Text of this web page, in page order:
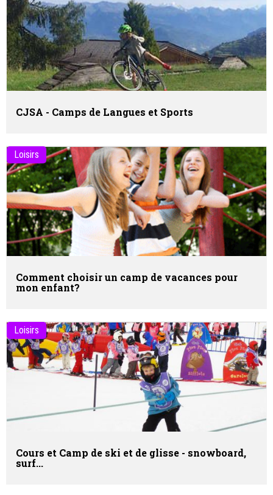
CJSA - Camps de Langues et Sports
Loisirs
Comment choisir un camp de vacances pour
mon enfant?
Loisirs
Cours et Camp de ski et de glisse - snowboard,
surf...